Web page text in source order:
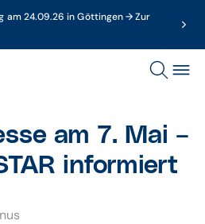
am 24.09.26 in Göttingen → Zur
am 7. Mai –
informiert